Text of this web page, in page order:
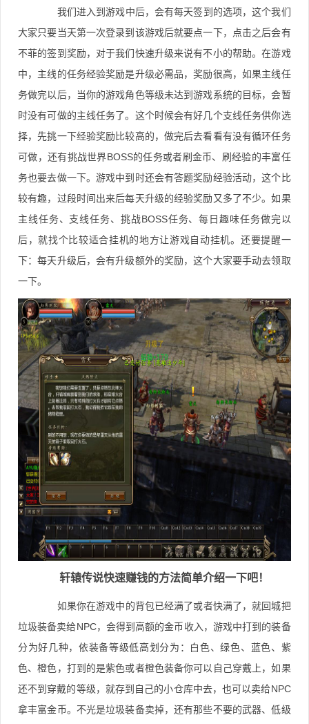
我们进入到游戏中后，会有每天签到的选项，这个我们
大家只要当天第一次登录到该游戏后就要点一下，点击之后会有
不菲的签到奖励，对于我们快速升级来说有不小的帮助。在游戏
中，主线的任务经验奖励是升级必需品，奖励很高，如果主线任
务做完以后，当你的游戏角色等级未达到游戏系统的目标，会暂
时没有可做的主线任务了。这个时候会有好几个支线任务供你选
择，先挑一下经验奖励比较高的，做完后去看看有没有循环任务
可做，还有挑战世界BOSS的任务或者刷金币、刷经验的丰富任
务也要去做一下。游戏中到时还会有答题奖励经验活动，这个比
较有趣，过段时间出来后每天升级的经验奖励又多了不少。如果
主线任务、支线任务、挑战BOSS任务、每日趣味任务做完以
后，就找个比较适合挂机的地方让游戏自动挂机。还要提醒一
下：每天升级后，会有升级额外的奖励，这个大家要手动去领取
一下。
轩辕传说快速赚钱的方法简单介绍一下吧！
如果你在游戏中的背包已经满了或者快满了，就回城把
垃圾装备卖给NPC，会得到高额的金币收入，游戏中打到的装备
分为好几种，依装备等级低高划分为：白色、绿色、蓝色、紫
色、橙色，打到的是紫色或者橙色装备你可以自己穿戴上，如果
还不到穿戴的等级，就存到自己的小仓库中去，也可以卖给NPC
拿丰富金币。不光是垃圾装备卖掉，还有那些不要的武器、低级